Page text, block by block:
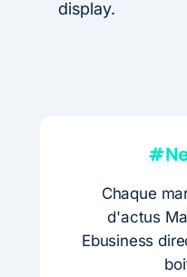
display.
Chaque
d'actus
Ebusiness